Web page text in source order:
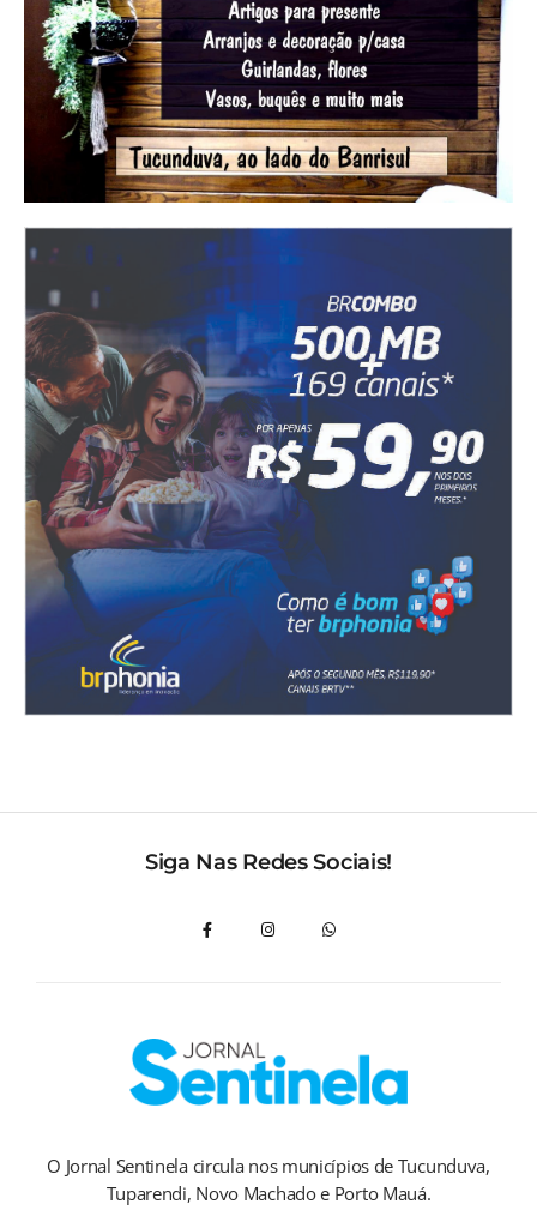
Siga Nas Redes Sociais!
O Jornal Sentinela circula nos municípios de Tucunduva,
Tuparendi, Novo Machado e Porto Mauá.